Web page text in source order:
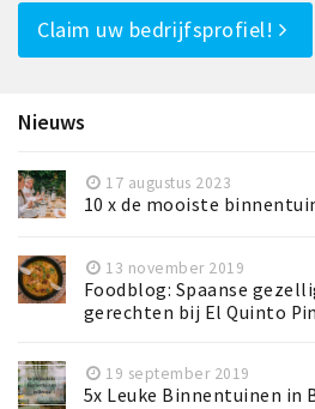
Claim uw bedrijfsprofiel!
Nieuws
17 augustus 2023
10 x de mooiste
13 november 2019
Foodblog: Spaanse
gerechten bij El Quinto
19 september 2019
5x Leuke Binnentuinen in